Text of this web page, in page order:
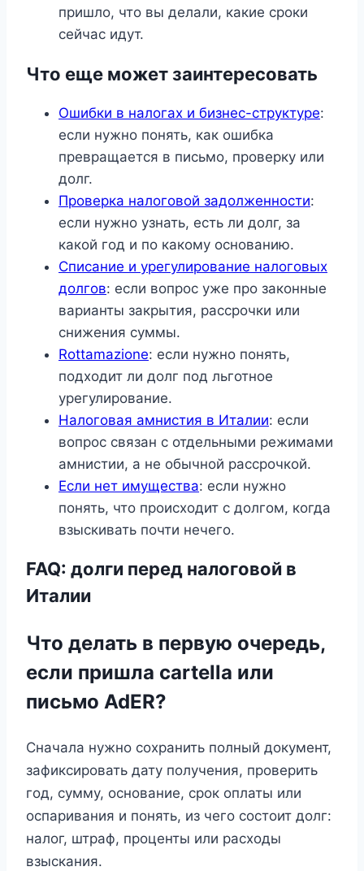
пришло, что вы делали, какие сроки
сейчас идут.
Что еще может заинтересовать
Ошибки в налогах и бизнес-структуре:
если нужно понять, как ошибка
превращается в письмо, проверку или
долг.
Проверка налоговой задолженности:
если нужно узнать, есть ли долг, за
какой год и по какому основанию.
Списание и урегулирование налоговых
долгов: если вопрос уже про законные
варианты закрытия, рассрочки или
снижения суммы.
Rottamazione: если нужно понять,
подходит ли долг под льготное
урегулирование.
Налоговая амнистия в Италии: если
вопрос связан с отдельными режимами
амнистии, а не обычной рассрочкой.
Если нет имущества: если нужно
понять, что происходит с долгом, когда
взыскивать почти нечего.
FAQ: долги перед налоговой в
Италии
Что делать в первую очередь,
если пришла cartella или
письмо AdER?
Сначала нужно сохранить полный документ,
зафиксировать дату получения, проверить
год, сумму, основание, срок оплаты или
оспаривания и понять, из чего состоит долг:
налог, штраф, проценты или расходы
взыскания.